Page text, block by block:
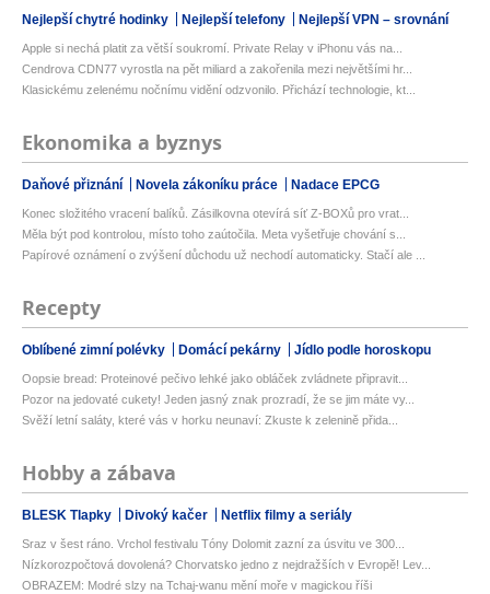
Nejlepší chytré hodinky Nejlepší telefony Nejlepší VPN – srovnání
Apple si nechá platit za větší soukromí. Private Relay v iPhonu vás na...
Cendrova CDN77 vyrostla na pět miliard a zakořenila mezi největšími hr...
Klasickému zelenému nočnímu vidění odzvonilo. Přichází technologie, kt...
Ekonomika a byznys
Daňové přiznání Novela zákoníku práce Nadace EPCG
Konec složitého vracení balíků. Zásilkovna otevírá síť Z-BOXů pro vrat...
Měla být pod kontrolou, místo toho zaútočila. Meta vyšetřuje chování s...
Papírové oznámení o zvýšení důchodu už nechodí automaticky. Stačí ale ...
Recepty
Oblíbené zimní polévky Domácí pekárny Jídlo podle horoskopu
Oopsie bread: Proteinové pečivo lehké jako obláček zvládnete připravit...
Pozor na jedovaté cukety! Jeden jasný znak prozradí, že se jim máte vy...
Svěží letní saláty, které vás v horku neunaví: Zkuste k zelenině přida...
Hobby a zábava
BLESK Tlapky Divoký kačer Netflix filmy a seriály
Sraz v šest ráno. Vrchol festivalu Tóny Dolomit zazní za úsvitu ve 300...
Nízkorozpočtová dovolená? Chorvatsko jedno z nejdražších v Evropě! Lev...
OBRAZEM: Modré slzy na Tchaj-wanu mění moře v magickou říši